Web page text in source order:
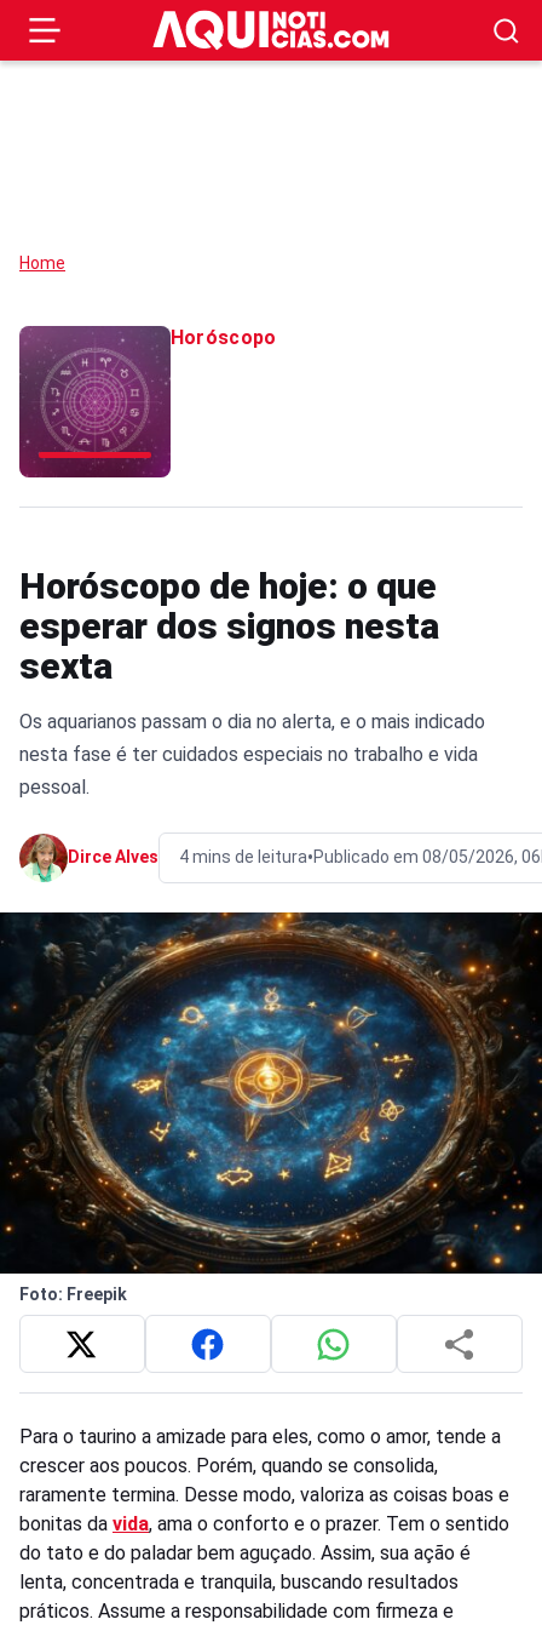
Home
Horóscopo
Horóscopo de hoje: o que
esperar dos signos nesta
sexta
Os aquarianos passam o dia no alerta, e o mais indicado
nesta fase é ter cuidados especiais no trabalho e vida
pessoal.
Dirce Alves 4 mins de leitura•Publicado em 08/05/2026,
Foto: Freepik
Para o taurino a amizade para eles, como o amor, tende a
crescer aos poucos. Porém, quando se consolida,
raramente termina. Desse modo, valoriza as coisas boas e
bonitas da vida, ama o conforto e o prazer. Tem o sentido
do tato e do paladar bem aguçado. Assim, sua ação é
lenta, concentrada e tranquila, buscando resultados
práticos. Assume a responsabilidade com firmeza e